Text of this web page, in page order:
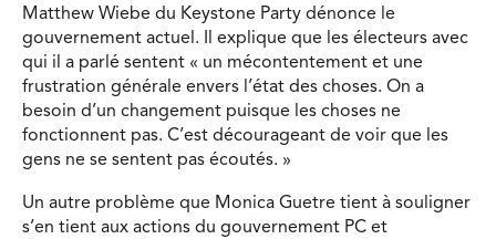
Matthew Wiebe du Keystone Party dénonce le
gouvernement actuel. Il explique que les électeurs avec
qui il a parlé sentent « un mécontentement et une
frustration générale envers l’état des choses. On a
besoin d’un changement puisque les choses ne
fonctionnent pas. C’est décourageant de voir que les
gens ne se sentent pas écoutés. »
Un autre problème que Monica Guetre tient à souligner
s’en tient aux actions du gouvernement PC et